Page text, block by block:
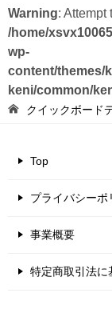
Warning: Attempt
/home/
wp-
content/themes/
keni/common/
クイックボード
Top
プライバシーポ
事業概要
特定商取引法に